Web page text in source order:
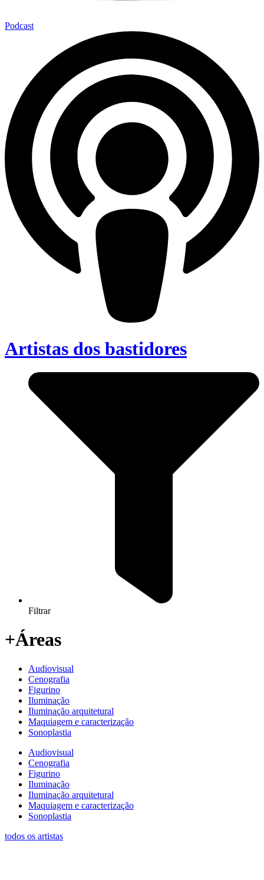
Podcast
Artistas dos bastidores
Filtrar
+Áreas
Audiovisual
Cenografia
Figurino
Iluminação
Iluminação arquitetural
Maquiagem e caracterização
Sonoplastia
Audiovisual
Cenografia
Figurino
Iluminação
Iluminação arquitetural
Maquiagem e caracterização
Sonoplastia
todos os artistas